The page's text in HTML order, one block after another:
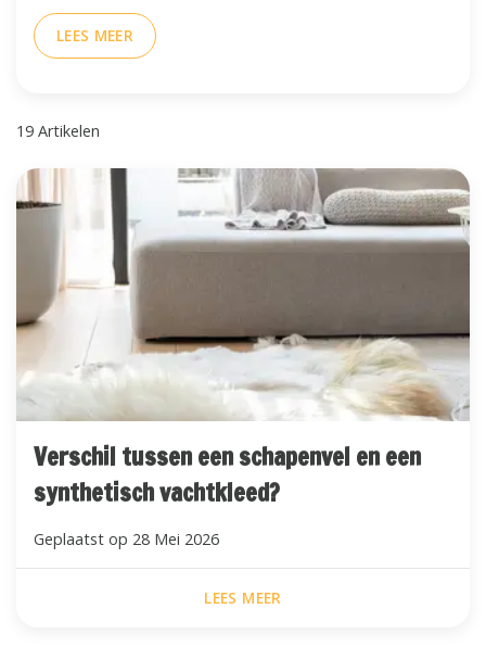
woonaccessoire maak je een stoel zachter, een bank
uitnodigender of een slaapkamer warmer.
LEES MEER
19 Artikelen
Verschil tussen een schapenvel en een
synthetisch vachtkleed?
Geplaatst op 28 Mei 2026
LEES MEER